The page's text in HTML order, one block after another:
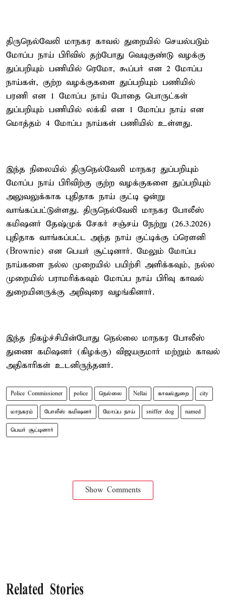
திருநெல்வேலி மாநகர காவல் துறையில் செயல்படும்
மோப்ப நாய் பிரிவில் தற்போது வெடிகுண்டு வழக்கு
துப்பறியும் பணியில் ரெமோ, கூப்பர் என 2 மோப்ப
நாய்கள், குற்ற வழக்குகளை துப்பறியும் பணியில்
பரணி என 1 மோப்ப நாய் போதை பொருட்கள்
துப்பறியும் பணியில் லக்கி என 1 மோப்ப நாய் என
மொத்தம் 4 மோப்ப நாய்கள் பணியில் உள்ளது.
இந்த நிலையில் திருநெல்வேலி மாநகர துப்பறியும்
மோப்ப நாய் பிரிவிற்கு குற்ற வழக்குகளை துப்பறியும்
அலுவலுக்காக புதிதாக நாய் குட்டி ஓன்று
வாங்கப்பட்டுள்ளது. திருநெல்வேலி மாநகர போலீஸ்
கமிஷனர் தேஷ்முக் சேகர் சஞ்சய் நேற்று (26.3.2026)
புதிதாக வாங்கப்பட்ட அந்த நாய் குட்டிக்கு ப்ரௌனி
(Brownie) என பெயர் சூட்டினார். மேலும் மோப்ப
நாய்களை நல்ல முறையில் பயிற்சி அளிக்கவும், நல்ல
முறையில் பராமரிக்கவும் மோப்ப நாய் பிரிவு காவல்
துறையினருக்கு அறிவுரை வழங்கினார்.
இந்த நிகழ்ச்சியின்போது நெல்லை மாநகர போலீஸ்
துணை கமிஷனர் (கிழக்கு) விஜயகுமார் மற்றும் காவல்
அதிகாரிகள் உடனிருந்தனர்.
Police Commissioner police நெல்லை Nellai காவல்துறை city
மாநகரம் போலீஸ் கமிஷனர் மோப்ப நாய் sniffer dog named
பெயர் சூட்டினார்
Show Comments
Related Stories